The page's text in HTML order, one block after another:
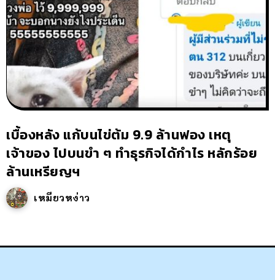
เบื้องหลัง แก้บนไข่ต้ม 9.9 ล้านฟอง เหตุ
เจ้าของ ไปบนขำ ๆ ทำธุรกิจได้กำไร หลักร้อย
ล้านเหรียญฯ
เหมียวหง่าว